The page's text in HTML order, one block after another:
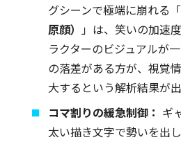
グシーンで極端に崩れる「
原顔） 」は、笑いの加速
ラクターのビジュアルが
の落差がある方が、視覚
大するという解析結果が出
コマ割りの緩急制御： ギ
太い描き文字で勢いを出